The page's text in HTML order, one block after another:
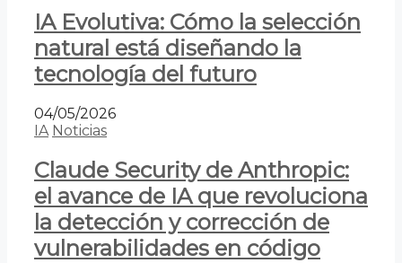
IA Evolutiva: Cómo la selección
natural está diseñando la
tecnología del futuro
04/05/2026
IA Noticias
Claude Security de Anthropic:
el avance de IA que revoluciona
la detección y corrección de
vulnerabilidades en código